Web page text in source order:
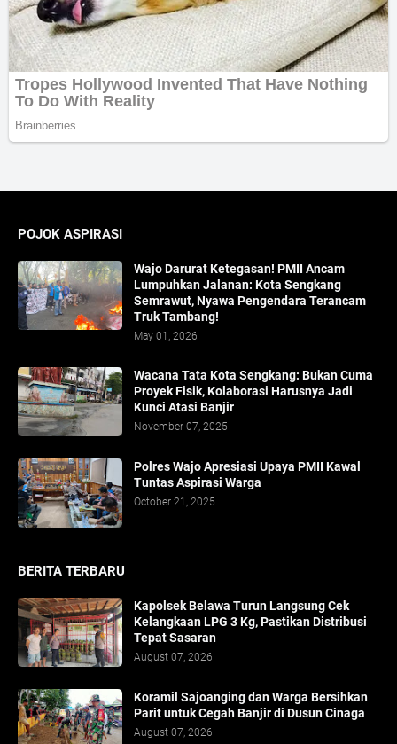
POJOK ASPIRASI
Wajo Darurat Ketegasan! PMII Ancam
Lumpuhkan Jalanan: Kota Sengkang
Semrawut, Nyawa Pengendara Terancam
Truk Tambang!
May 01, 2026
​Wacana Tata Kota Sengkang: Bukan Cuma
Proyek Fisik, Kolaborasi Harusnya Jadi
Kunci Atasi Banjir
November 07, 2025
Polres Wajo Apresiasi Upaya PMII Kawal
Tuntas Aspirasi Warga
October 21, 2025
BERITA TERBARU
Kapolsek Belawa Turun Langsung Cek
Kelangkaan LPG 3 Kg, Pastikan Distribusi
Tepat Sasaran
August 07, 2026
Koramil Sajoanging dan Warga Bersihkan
Parit untuk Cegah Banjir di Dusun Cinaga
August 07, 2026